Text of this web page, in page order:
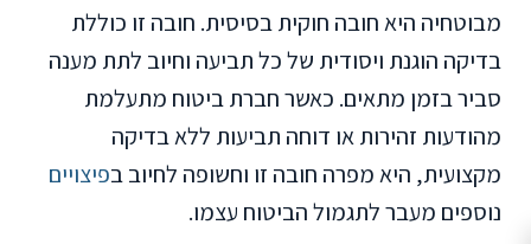
מבוטחיה היא חובה חוקית בסיסית. חובה זו כוללת
בדיקה הוגנת ויסודית של כל תביעה וחיוב לתת מענה
סביר בזמן מתאים. כאשר חברת ביטוח מתעלמת
מהודעות זהירות או דוחה תביעות ללא בדיקה
מקצועית, היא מפרה חובה זו וחשופה לחיוב בפיצויים
נוספים מעבר לתגמול הביטוח עצמו.